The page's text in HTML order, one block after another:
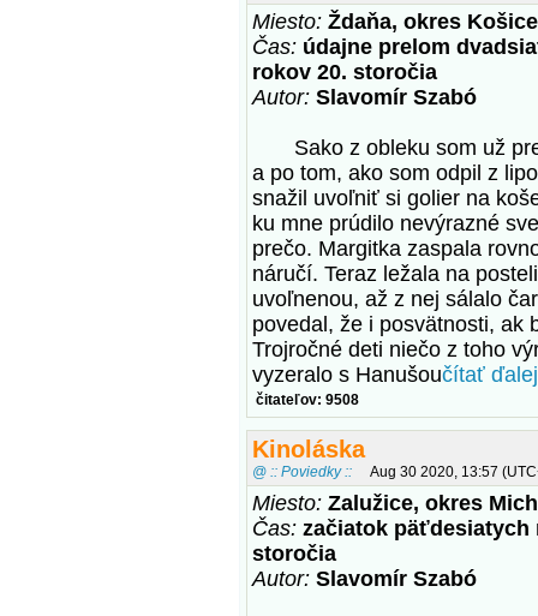
Miesto: Ždaňa, okres
Čas: údajne prelom
rokov 20. storočia
Autor: Slavomír Szabó
Sako z obleku som už
a po tom, ako som odpil z
snažil uvoľniť si golier na
ku mne prúdilo nevýrazné
prečo. Margitka zaspala
náručí. Teraz ležala na
uvoľnenou, až z nej sálalo
povedal, že i posvätnosti, ak
Trojročné deti niečo z toho
vyzeralo s Hanušoučítať
čitateľov: 9508
Kinoláska
@ :: Poviedky :: Aug 30 2020, 13:57
Miesto: Zalužice, okres
Čas: začiatok päťdesiatych
storočia
Autor: Slavomír Szabó